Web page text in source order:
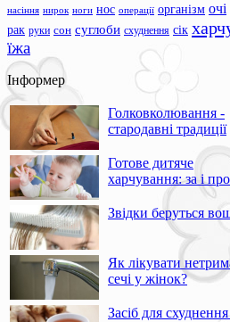
насіння нирок ноги нос операції організм очі
рак руки сон суглоби схуднення сік
їжа
Інформер
Голковколювання -
стародавні традиції
Готове дитяче
харчування: за і
Звідки беруться
Як лікувати
сечі у жінок?
Засіб для